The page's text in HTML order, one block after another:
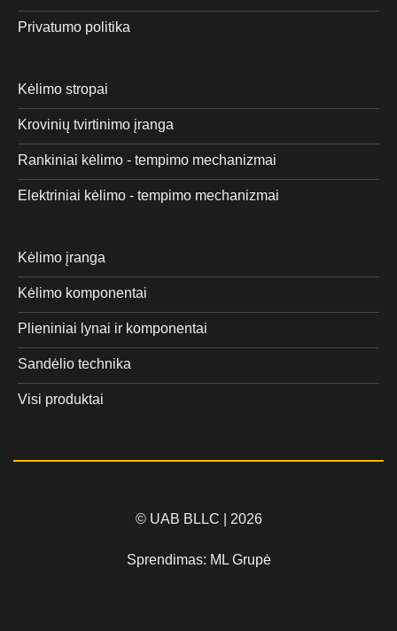
Privatumo politika
Kėlimo stropai
Krovinių tvirtinimo įranga
Rankiniai kėlimo - tempimo mechanizmai
Elektriniai kėlimo - tempimo mechanizmai
Kėlimo įranga
Kėlimo komponentai
Plieniniai lynai ir komponentai
Sandėlio technika
Visi produktai
© UAB BLLC | 2026
Sprendimas: ML Grupė